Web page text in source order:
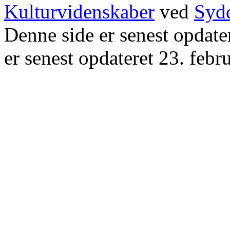
Kulturvidenskaber ved
Denne side er senest
er senest opdateret 23.